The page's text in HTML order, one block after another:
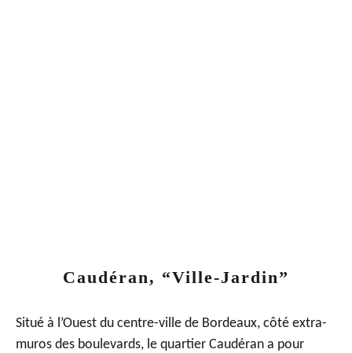
Caudéran, “Ville-Jardin”
Situé à l’Ouest du centre-ville de Bordeaux, côté extra-
muros des boulevards, le quartier Caudéran a pour